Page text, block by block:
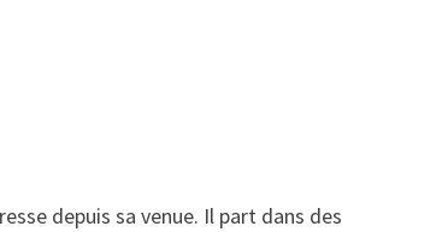
depuis sa venue. Il part dans des